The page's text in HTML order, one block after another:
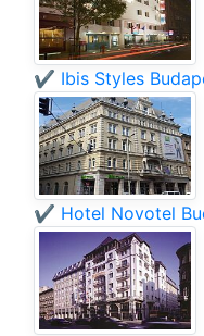
✔️ Ibis Styles
✔️ Hotel Novotel